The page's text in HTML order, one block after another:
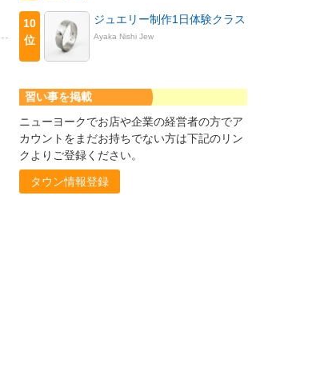
10
位
ジュエリー制作1日体験クラス
Ayaka Nishi Jew
習い事を掲載
ニューヨークでお店や企業の経営者の方でア
カウントをまだお持ちでない方は下記のリン
クよりご登録ください。
タウン情報登録